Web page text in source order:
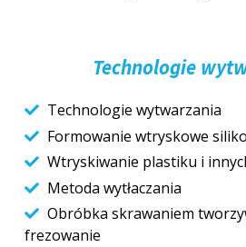
Technologie
Technologie wytwarzania
Formowanie wtryskowe
Wtryskiwanie plastiku i
Metoda wytłaczania
Obróbka skrawaniem
frezowanie